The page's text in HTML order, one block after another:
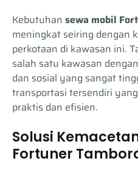
Kebutuhan sewa mobil
meningkat seiring dengan
perkotaan di kawasan ini.
salah satu kawasan
dan sosial yang sangat
transportasi tersendiri
praktis dan efisien.
Solusi
Fortuner